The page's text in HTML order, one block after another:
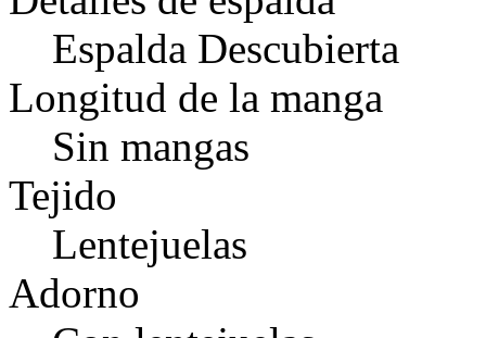
Espalda Descubierta
Longitud de la manga
Sin mangas
Tejido
Lentejuelas
Adorno